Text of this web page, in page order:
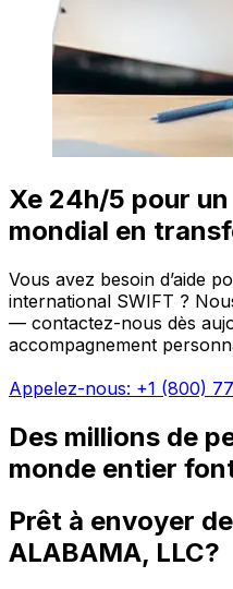
Xe 24h/5 pour
mondial en
Vous avez besoin d’aide
international SWIFT ?
— contactez-nous dès
accompagnement
Appelez-nous: +1 (800)
Des millions de
monde entier
Prêt à envoyer
ALABAMA, LLC?